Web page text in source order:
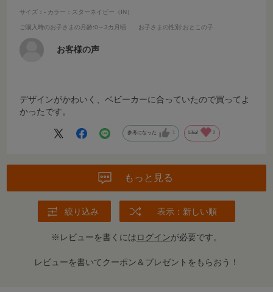
サイズ：- カラー：スターネイビー（IN）
ご購入時のお子さまの月齢:0～3カ月頃 お子さまの性別 :おとこの子
お客様の声
デザインがかわいく、ベビーカーに合っていたので買ってよ
かったです。
参考になった 1 Like! 2
もっと見る
絞り込み 表示：新しい順
※レビューを書くにはログインが必要です。
レビューを書いてクーポン＆プレゼントをもらおう！